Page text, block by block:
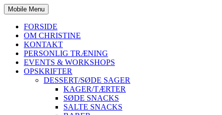
Mobile Menu
FORSIDE
OM CHRISTINE
KONTAKT
PERSONLIG TRÆNING
EVENTS & WORKSHOPS
OPSKRIFTER
DESSERT/SØDE SAGER
KAGER/TÆRTER
SØDE SNACKS
SALTE SNACKS